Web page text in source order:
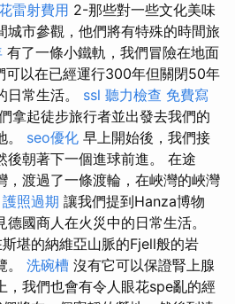
雷射費用 2-那些對一些文化美味
城市參觀，他們將有特殊的時間旅
有了一條小鐵軌，我們冒險在地面
可以在已經運行300年但關閉50年
日常生活。 ssl 聽力檢查 免費寫
拿起徒步旅行者並出發去我們的
。 seo優化 早上開始後，我們接
後朝著下一個進球前進。 在途
，渡過了一條渡輪，在峽灣的峽灣
護照過期 讓我們提到Hanza博物
國商人在火災中的日常生活。
堪的納維亞山脈的Fjell般的岩
。 洗碗槽 沒有它可以保證腎上腺
，我們也會有令人眼花spe亂的經